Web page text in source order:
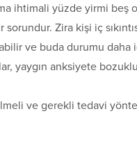
ihtimali yüzde yirmi beş
Zira kişi iç
ve buda durumu daha
yaygın anksiyete
ve gerekli tedavi